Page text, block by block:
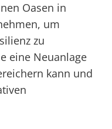
Oasen in
um
zu
eine Neuanlage
kann und